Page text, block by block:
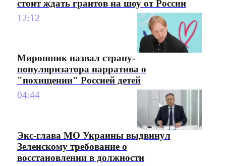
стоит ждать грантов на шоу от России
12:12
Мирошник назвал страну-
популяризатора нарратива о
"похищении" Россией детей
04:44
Экс-глава МО Украины выдвинул
Зеленскому требование о
восстановлении в должности